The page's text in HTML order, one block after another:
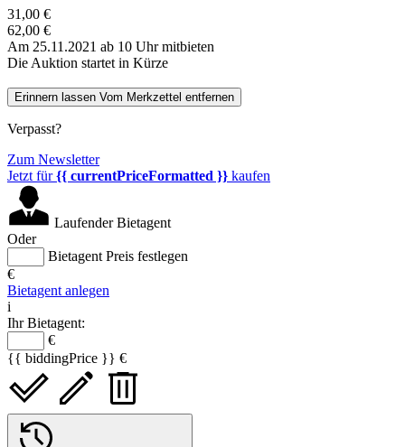
31,00 €
62,00 €
Am 25.11.2021 ab 10 Uhr mitbieten
Die Auktion startet in Kürze
Erinnern lassen Vom Merkzettel entfernen
Verpasst?
Zum Newsletter
Jetzt für{{ currentPriceFormatted }} kaufen
Laufender Bietagent
Oder
Bietagent Preis festlegen
€
Bietagent anlegen
i
Ihr Bietagent:
€
{{ biddingPrice }} €